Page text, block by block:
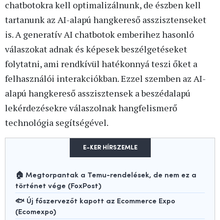
chatbotokra kell optimalizálnunk, de észben kell
tartanunk az AI-alapú hangkereső asszisztenseket
is. A generatív AI chatbotok emberihez hasonló
válaszokat adnak és képesek beszélgetéseket
folytatni, ami rendkívül hatékonnyá teszi őket a
felhasználói interakciókban. Ezzel szemben az AI-
alapú hangkereső asszisztensek a beszédalapú
lekérdezésekre válaszolnak hangfelismerő
technológia segítségével.
E-KER HÍRSZEMLE
🏠 Megtorpantak a Temu-rendelések, de nem ez a
történet vége (FoxPost)
🐟 Új főszervezőt kapott az Ecommerce Expo
(Ecomexpo)